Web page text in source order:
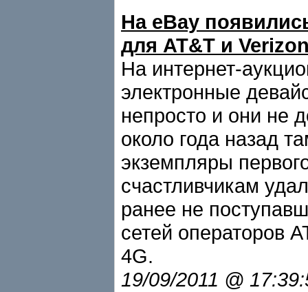
На eBay
для AT&T и
На интернет-
электронные
непросто и они не
около года назад
экземпляры
счастливчикам
ранее не
сетей операторов
4G.
19/09/2011 @